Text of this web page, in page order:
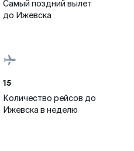
Самый поздний вылет
до Ижевска
15
Количество рейсов до
Ижевска в неделю